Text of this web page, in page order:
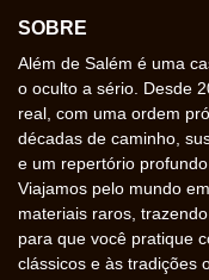
SOBRE
Além de Salém é uma
o oculto a sério. Desde
real, com uma ordem
décadas de caminho,
e um repertório
Viajamos pelo mundo
materiais raros,
para que você pratique
clássicos e às tradições